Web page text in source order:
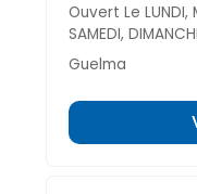
Ouvert Le LUNDI,
SAMEDI,
Guelma